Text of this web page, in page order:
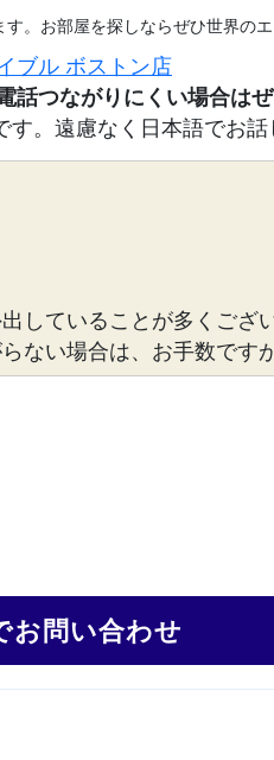
。お部屋を探しならぜひ世界のエ
ブル ボストン店
。遠慮なく日本語でお話
していることが多くござい
ない場合は、お手数で
お問い合わせ